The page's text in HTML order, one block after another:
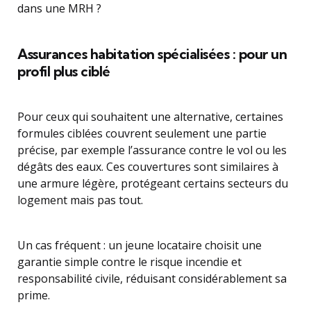
dans une MRH ?
Assurances habitation spécialisées : pour un
profil plus ciblé
Pour ceux qui souhaitent une alternative, certaines
formules ciblées couvrent seulement une partie
précise, par exemple l’assurance contre le vol ou les
dégâts des eaux. Ces couvertures sont similaires à
une armure légère, protégeant certains secteurs du
logement mais pas tout.
Un cas fréquent : un jeune locataire choisit une
garantie simple contre le risque incendie et
responsabilité civile, réduisant considérablement sa
prime.